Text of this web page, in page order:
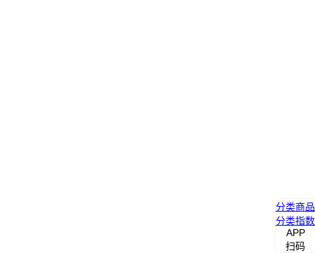
分类商品
分类指数
APP
扫码